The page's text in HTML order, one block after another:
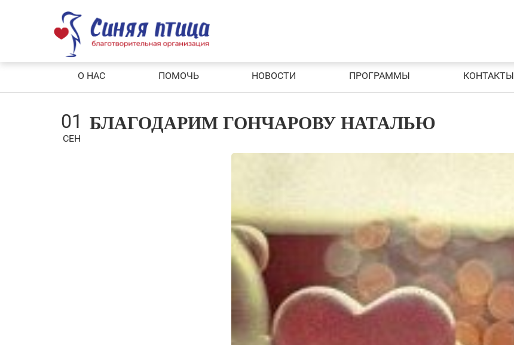
О НАС ПОМОЧЬ НОВОСТИ ПРОГРАММЫ КОНТАКТЫ
01
СЕН
БЛАГОДАРИМ ГОНЧАРОВУ НАТАЛЬЮ